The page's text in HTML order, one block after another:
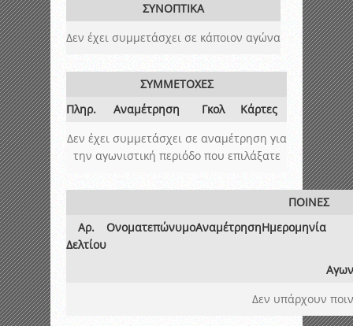
ΣΥΝΟΠΤΙΚΑ
Δεν έχει συμμετάσχει σε κάποιον αγώνα
ΣΥΜΜΕΤΟΧΕΣ
Πληρ.
Αναμέτρηση Γκολ
Κάρτες
Δεν έχει συμμετάσχει σε αναμέτρηση για
την αγωνιστική περιόδο που επιλάξατε
ΠΟΙΝΕΣ
Αρ.
Δελτίου
ΟνοματεπώνυμοΑναμέτρησηΗμερομηνία
Δεν υπάρχουν